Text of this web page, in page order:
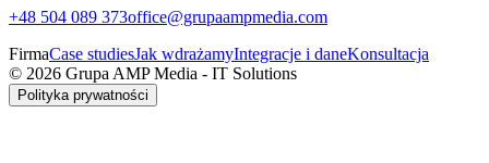
+48 504 089 373office@grupaampmedia.com
FirmaCase studiesJak wdrażamyIntegracje i daneKonsultacja
© 2026 Grupa AMP Media - IT Solutions
Polityka prywatności